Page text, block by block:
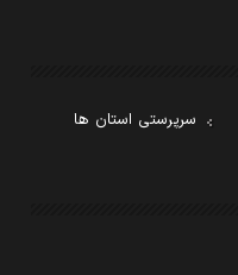
سرپرستی استان ها